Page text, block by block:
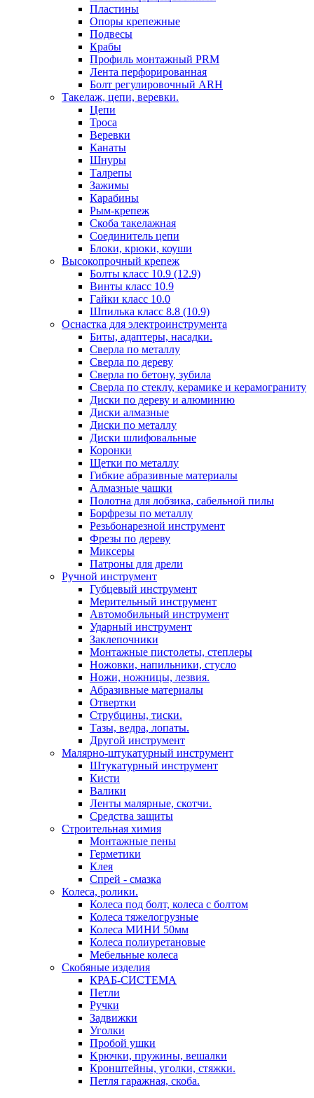
Пластины
Опоры крепежные
Подвесы
Крабы
Профиль монтажный PRM
Лента перфорированная
Болт регулировочный ARH
Такелаж, цепи, веревки.
Цепи
Троса
Веревки
Канаты
Шнуры
Талрепы
Зажимы
Карабины
Рым-крепеж
Скоба такелажная
Соединитель цепи
Блоки, крюки, коуши
Высокопрочный крепеж
Болты класс 10.9 (12.9)
Винты класс 10.9
Гайки класс 10.0
Шпилька класс 8.8 (10.9)
Оснастка для электроинструмента
Биты, адаптеры, насадки.
Сверла по металлу
Сверла по дереву
Сверла по бетону, зубила
Сверла по стеклу, керамике и керамограниту
Диски по дереву и алюминию
Диски алмазные
Диски по металлу
Диски шлифовальные
Коронки
Щетки по металлу
Гибкие абразивные материалы
Алмазные чашки
Полотна для лобзика, сабельной пилы
Борфрезы по металлу
Резьбонарезной инструмент
Фрезы по дереву
Миксеры
Патроны для дрели
Ручной инструмент
Губцевый инструмент
Мерительный инструмент
Автомобильный инструмент
Ударный инструмент
Заклепочники
Монтажные пистолеты, степлеры
Ножовки, напильники, стусло
Ножи, ножницы, лезвия.
Абразивные материалы
Отвертки
Cтрубцины, тиски.
Тазы, ведра, лопаты.
Другой инструмент
Малярно-штукатурный инструмент
Штукатурный инструмент
Кисти
Валики
Ленты малярные, скотчи.
Средства защиты
Строительная химия
Монтажные пены
Герметики
Клея
Спрей - смазка
Колеса, ролики.
Колеса под болт, колеса с болтом
Колеса тяжелогрузные
Колеса МИНИ 50мм
Колеса полиуретановые
Мебельные колеса
Скобяные изделия
КРАБ-СИСТЕМА
Петли
Ручки
Задвижки
Уголки
Пробой ушки
Kрючки, пружины, вешалки
Кронштейны, уголки, стяжки.
Петля гаражная, скоба.